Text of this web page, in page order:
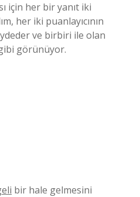
için her bir yanıt iki
her iki puanlayıcının
ve birbiri ile olan
görünüyor.
bir hale gelmesini